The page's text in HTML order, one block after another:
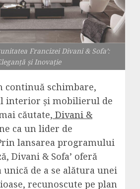
Francizei Divani & Sofa’:
și Inovație
continuă schimbare,
interior și mobilierul de
căutate, Divani &
ca un lider de
lansarea programului
Divani & Sofa’ oferă
de a se alătura unei
recunoscute pe plan